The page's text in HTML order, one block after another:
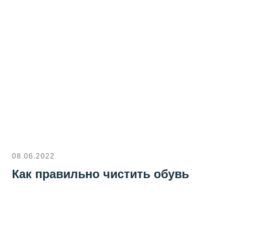
08.06.2022
Как правильно чистить обувь